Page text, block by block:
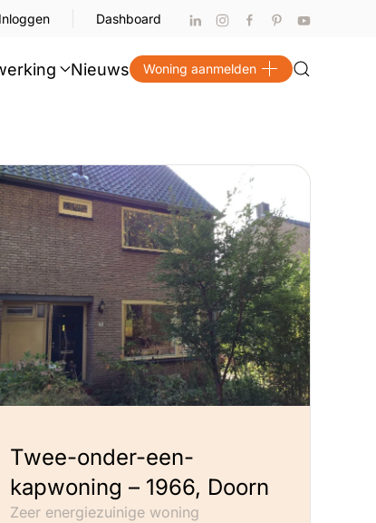
Inloggen Dashboard
Nieuws Woning aanmelden
Twee-onder-een-
kapwoning – 1966, Doorn
Zeer energiezuinige woning